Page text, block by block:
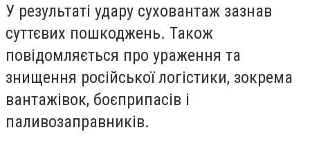
У результаті удару суховантаж зазнав
суттєвих пошкоджень. Також
повідомляється про ураження та
знищення російської логістики, зокрема
вантажівок, боєприпасів і
паливозаправників.